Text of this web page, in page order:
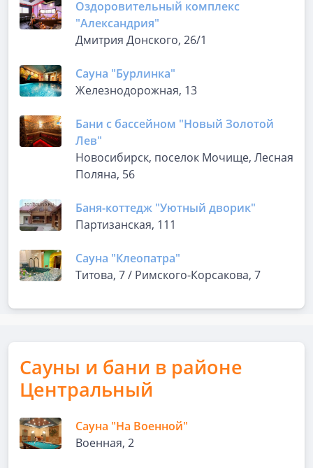
Оздоровительный комплекс
"Александрия"
Дмитрия Донского, 26/1
Сауна "Бурлинка"
Железнодорожная, 13
Бани с бассейном "Новый Золотой
Лев"
Новосибирск, поселок Мочище, Лесная
Поляна, 56
Баня-коттедж "Уютный дворик"
Партизанская, 111
Сауна "Клеопатра"
Титова, 7 / Римского-Корсакова, 7
Сауны и бани в районе
Центральный
Сауна "На Военной"
Военная, 2